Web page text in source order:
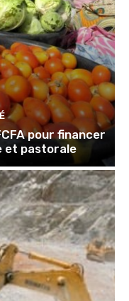
pour financer
et pastorale